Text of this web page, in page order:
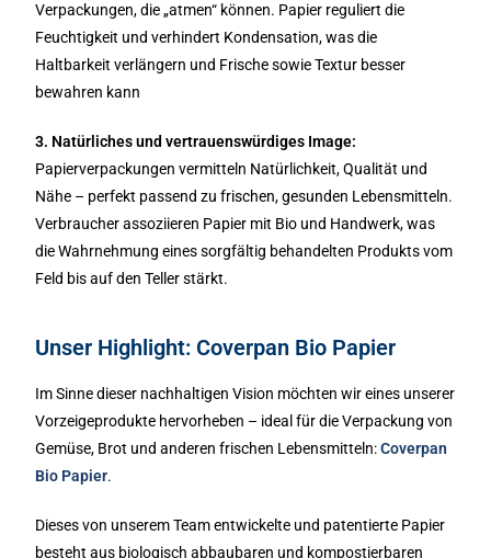
Verpackungen, die „atmen“ können. Papier reguliert die
Feuchtigkeit und verhindert Kondensation, was die
Haltbarkeit verlängern und Frische sowie Textur besser
bewahren kann
3. Natürliches und vertrauenswürdiges Image:
Papierverpackungen vermitteln Natürlichkeit, Qualität und
Nähe – perfekt passend zu frischen, gesunden Lebensmitteln.
Verbraucher assoziieren Papier mit Bio und Handwerk, was
die Wahrnehmung eines sorgfältig behandelten Produkts vom
Feld bis auf den Teller stärkt.
Unser Highlight: Coverpan Bio Papier
Im Sinne dieser nachhaltigen Vision möchten wir eines unserer
Vorzeigeprodukte hervorheben – ideal für die Verpackung von
Gemüse, Brot und anderen frischen Lebensmitteln:Coverpan
Bio Papier.
Dieses von unserem Team entwickelte und patentierte Papier
besteht aus biologisch abbaubaren und kompostierbaren